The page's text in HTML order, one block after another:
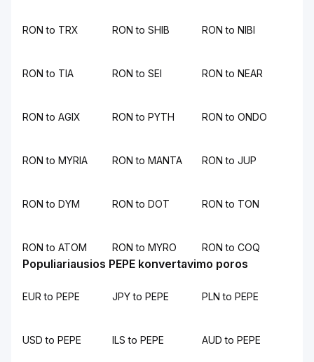
RON to TRX RON to SHIB RON to NIBI
RON to TIA RON to SEI RON to NEAR
RON to AGIX RON to PYTH RON to ONDO
RON to MYRIA RON to MANTA RON to JUP
RON to DYM RON to DOT RON to TON
RON to ATOM RON to MYRO RON to COQ
Populiariausios PEPE konvertavimo poros
EUR to PEPE JPY to PEPE PLN to PEPE
USD to PEPE ILS to PEPE AUD to PEPE